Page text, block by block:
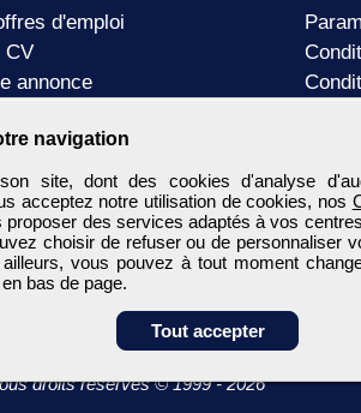
navigation
site, dont des cookies d'analyse
acceptez notre utilisation de cookies, nos
des services adaptés à vos
choisir de refuser ou de personnaliser
vous pouvez à tout moment
bas de page.
Tout accepter
d'emploi
CV
annonce
droits réservés © 1999 - 2026